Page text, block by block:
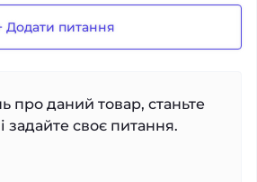
Додати питання
про даний товар, станьте
задайте своє питання.